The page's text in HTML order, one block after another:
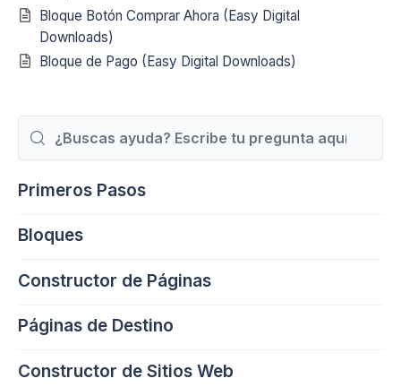
Bloque Botón Comprar Ahora (Easy Digital
Downloads)
Bloque de Pago (Easy Digital Downloads)
Primeros Pasos
Bloques
Constructor de Páginas
Páginas de Destino
Constructor de Sitios Web